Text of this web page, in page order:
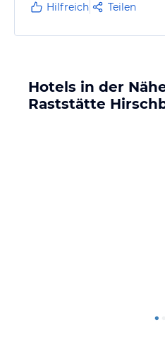
Hilfreich Teilen
Hotels in der
Raststätte